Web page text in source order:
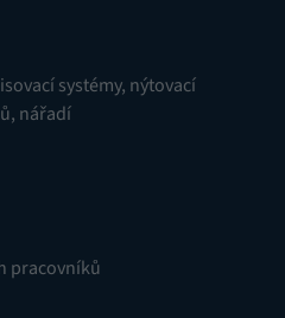
systémy, nýtovací
, nářadí
pracovníků